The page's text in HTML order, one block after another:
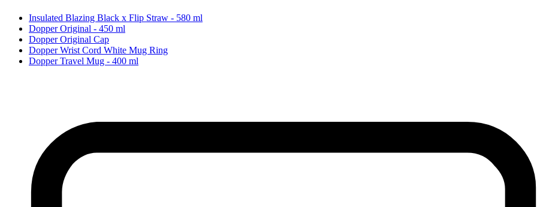
Insulated Blazing Black x Flip Straw - 580 ml
Dopper Original - 450 ml
Dopper Original Cap
Dopper Wrist Cord White Mug Ring
Dopper Travel Mug - 400 ml